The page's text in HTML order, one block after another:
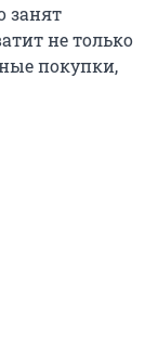
занят
не только
покупки,